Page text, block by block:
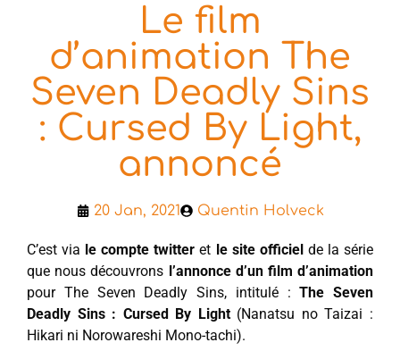
Le film
d’animation The
Seven Deadly Sins
: Cursed By Light,
annoncé
20 Jan, 2021 Quentin Holveck
C’est via le compte twitter et le site officielde la série
que nous découvrons l’annonce d’un film d’animation
pour The Seven Deadly Sins, intitulé :The Seven
Deadly Sins : Cursed By Light(Nanatsu no Taizai :
Hikari ni Norowareshi Mono-tachi).